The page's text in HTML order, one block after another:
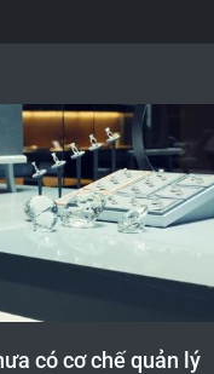
có cơ chế quản lý